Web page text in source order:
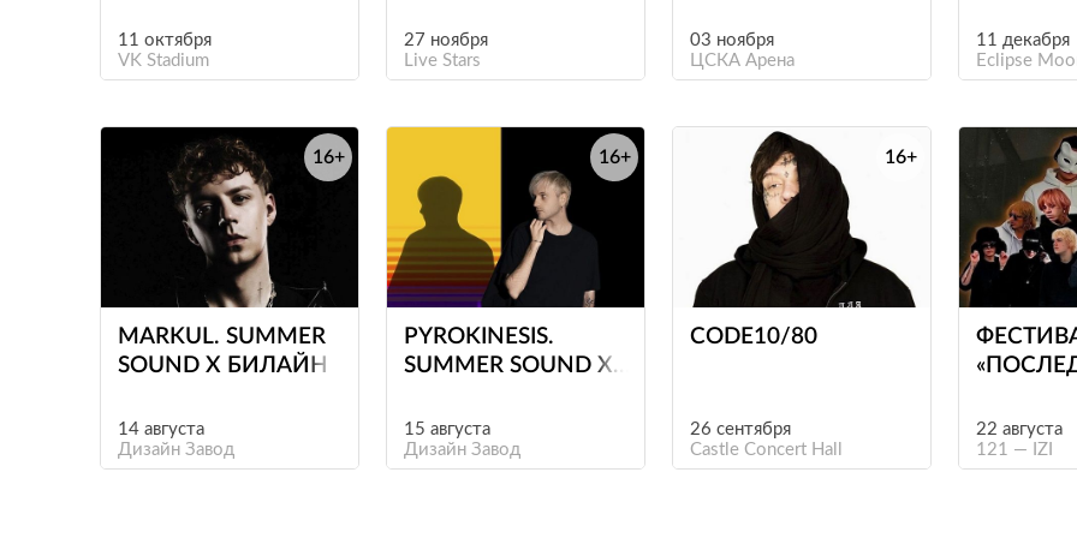
11 октября
VK Stadium
27 ноября
Live Stars
03 ноября
ЦСКА Арена
11 декабря
Eclipse
MARKUL. SUMMER
SOUND Х БИЛАЙН
14 августа
Дизайн Завод
16+
PYROKINESIS.
SUMMER SOUND X
15 августа
Дизайн Завод
16+
е
CODE10/80
26 сентября
Castle Concert Hall
16+
22 августа
121 — IZI